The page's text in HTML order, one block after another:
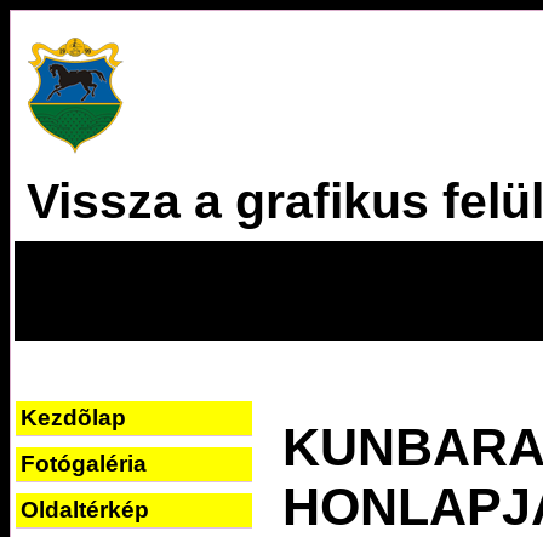
Vissza a grafikus
Kezdõlap
Fotógaléria
Oldaltérkép